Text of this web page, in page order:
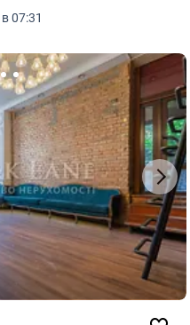
них фасадный.
07:31